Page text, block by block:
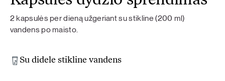
2 kapsulės per dieną užgeriant su stikline (200 ml)
vandens po maisto.
Su didele stikline vandens